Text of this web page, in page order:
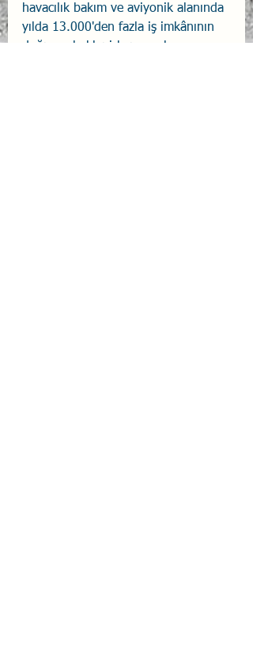
havacılık bakım ve aviyonik alanında
yılda 13.000'den fazla iş imkânının
doğması beklenirken, uçak